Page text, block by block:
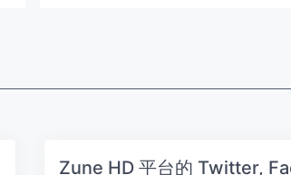
Zune HD 平台的 Twitter,